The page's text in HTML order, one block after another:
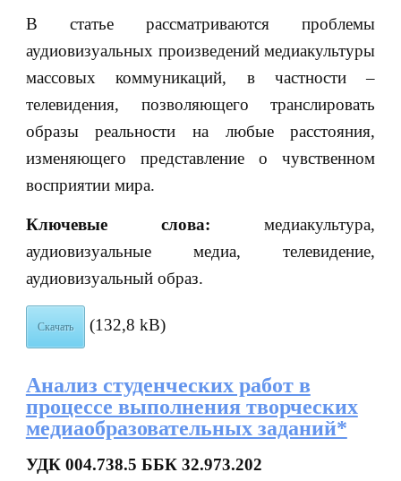
В статье рассматриваются проблемы
аудиовизуальных произведений медиакультуры
массовых коммуникаций, в частности –
телевидения, позволяющего транслировать
образы реальности на любые расстояния,
изменяющего представление о чувственном
восприятии мира.
Ключевые слова: медиакультура,
аудиовизуальные медиа, телевидение,
аудиовизуальный образ.
Скачать (132,8 kB)
Анализ студенческих работ в
процессе выполнения творческих
медиаобразовательных заданий*
УДК 004.738.5 ББК 32.973.202